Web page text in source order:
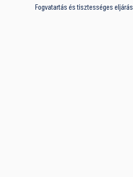
Fogvatartás és tisztességes eljárás